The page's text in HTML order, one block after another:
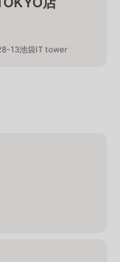
13池袋IT tower